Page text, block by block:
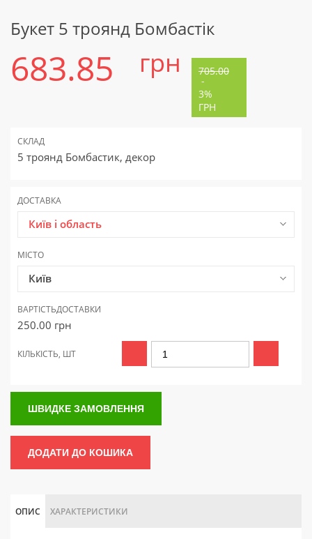
Букет 5 троянд Бомбастік
683.85 грн 705.00
-
3%
ГРН
СКЛАД
5 троянд Бомбастик, декор
ДОСТАВКА
Київ і область
МІСТО
Київ
ВАРТІСТЬДОСТАВКИ
250.00 грн
КІЛЬКІСТЬ, ШТ
ШВИДКЕ ЗАМОВЛЕННЯ
ДОДАТИ ДО КОШИКА
ОПИС ХАРАКТЕРИСТИКИ